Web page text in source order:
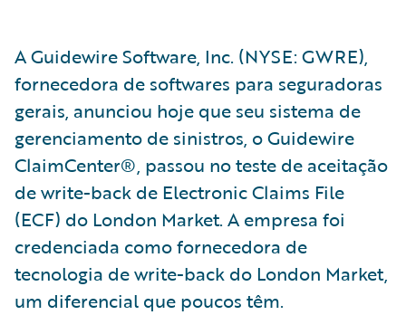
​A Guidewire Software, Inc. (NYSE: GWRE),
fornecedora de softwares para seguradoras
gerais, anunciou hoje que seu sistema de
gerenciamento de sinistros, o Guidewire
ClaimCenter®, passou no teste de aceitação
de write-back de Electronic Claims File
(ECF) do London Market. A empresa foi
credenciada como fornecedora de
tecnologia de write-back do London Market,
um diferencial que poucos têm.